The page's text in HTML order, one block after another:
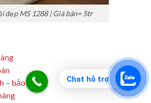
Chat hỗ trợ
đẹp MS 1288 | Giá bán= 5tr
– bảo trì